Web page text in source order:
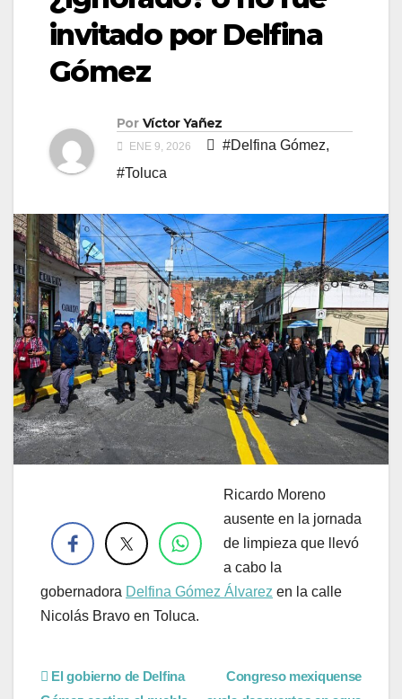
invitado por Delfina
Gómez
Por Víctor Yañez
ENE 9, 2026 #Delfina Gómez,
#Toluca
Ricardo Moreno
ausente en la jornada
de limpieza que llevó
a cabo la
gobernadora Delfina Gómez Álvarez en la calle
Nicolás Bravo en Toluca.
Congreso mexiquense
El gobierno de Delfina